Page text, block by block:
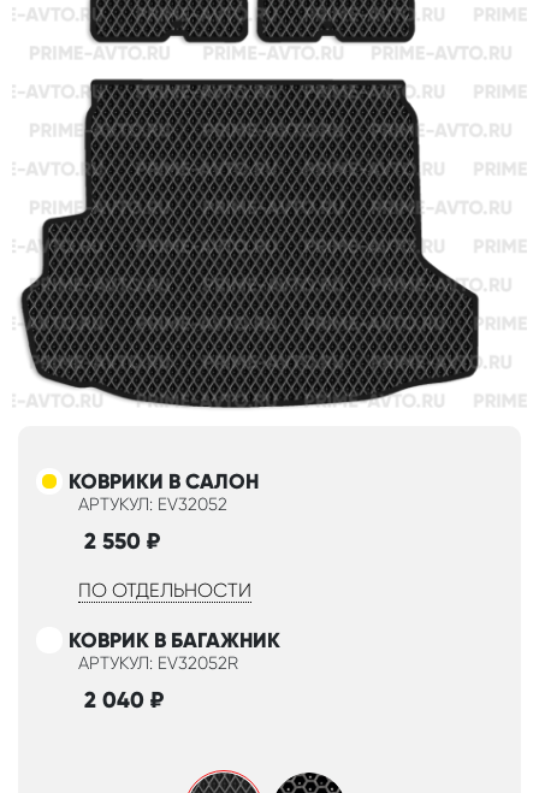
КОВРИКИ В САЛОН
АРТУКУЛ: EV32052
2 550 ₽
ПО ОТДЕЛЬНОСТИ
КОВРИК В БАГАЖНИК
АРТУКУЛ: EV32052R
2 040 ₽